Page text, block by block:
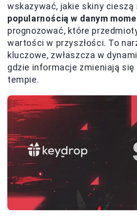
wskazywać, jakie skiny cieszą
popularnością w danym
prognozować, które
wartości w przyszłości. To
kluczowe, zwłaszcza w
gdzie informacje zmieniają się
tempie.